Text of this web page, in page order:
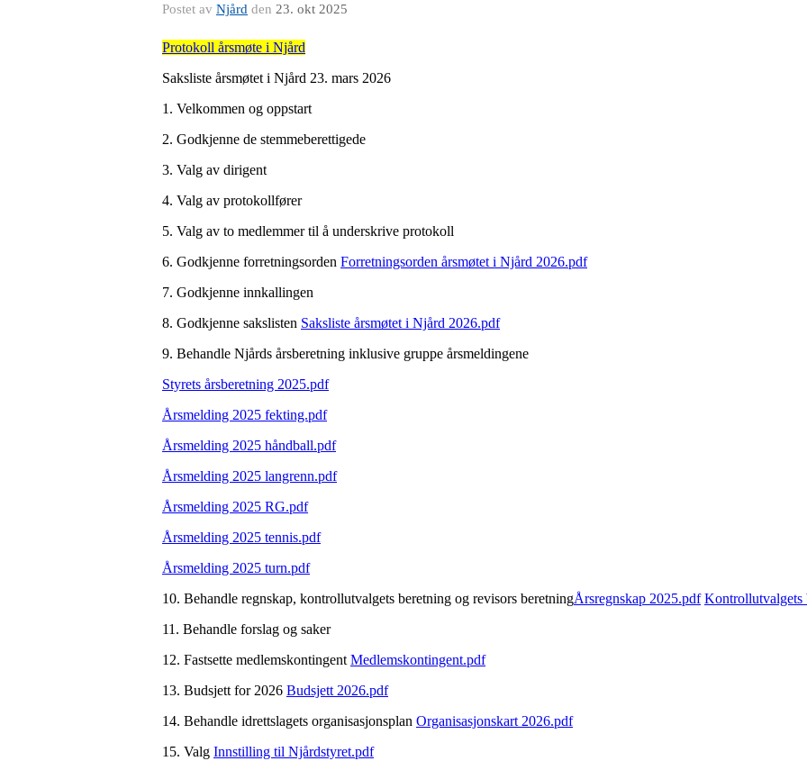
Postet av Njård den 23. okt 2025
Protokoll årsmøte i Njård
Saksliste årsmøtet i Njård 23. mars 2026
1. Velkommen og oppstart
2. Godkjenne de stemmeberettigede
3. Valg av dirigent
4. Valg av protokollfører
5. Valg av to medlemmer til å underskrive protokoll
6. Godkjenne forretningsorden Forretningsorden årsmøtet i Njård 2026.pdf
7. Godkjenne innkallingen
8. Godkjenne sakslisten Saksliste årsmøtet i Njård 2026.pdf
9. Behandle Njårds årsberetning inklusive gruppe årsmeldingene
Styrets årsberetning 2025.pdf
Årsmelding 2025 fekting.pdf
Årsmelding 2025 håndball.pdf
Årsmelding 2025 langrenn.pdf
Årsmelding 2025 RG.pdf
Årsmelding 2025 tennis.pdf
Årsmelding 2025 turn.pdf
10. Behandle regnskap, kontrollutvalgets beretning og revisors beretningÅrsregnskap 2025.pdf Kontrollutvalgets
11. Behandle forslag og saker
12. Fastsette medlemskontingent Medlemskontingent.pdf
13. Budsjett for 2026 Budsjett 2026.pdf
14. Behandle idrettslagets organisasjonsplan Organisasjonskart 2026.pdf
15. Valg Innstilling til Njårdstyret.pdf